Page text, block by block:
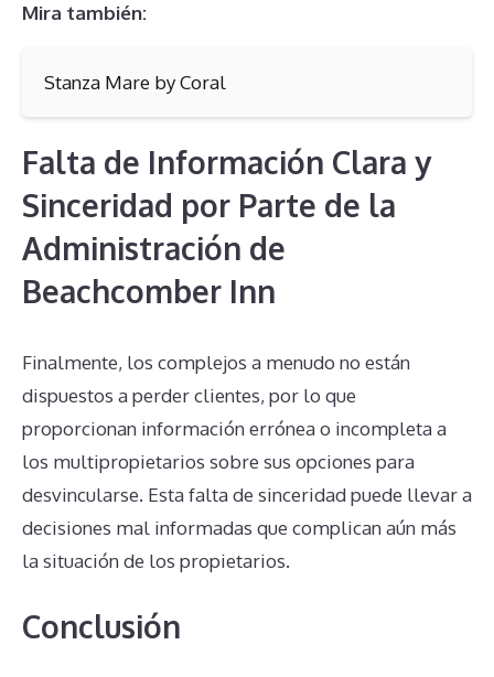
Mira también:
Stanza Mare by Coral
Falta de Información Clara y
Sinceridad por Parte de la
Administración de
Beachcomber Inn
Finalmente, los complejos a menudo no están
dispuestos a perder clientes, por lo que
proporcionan información errónea o incompleta a
los multipropietarios sobre sus opciones para
desvincularse. Esta falta de sinceridad puede llevar a
decisiones mal informadas que complican aún más
la situación de los propietarios.
Conclusión